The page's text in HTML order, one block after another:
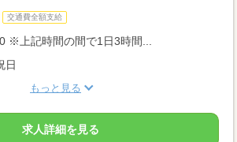
交通費全額支給
※上記時間の間で1日3時間...
日
もっと見る
求人詳細を見る